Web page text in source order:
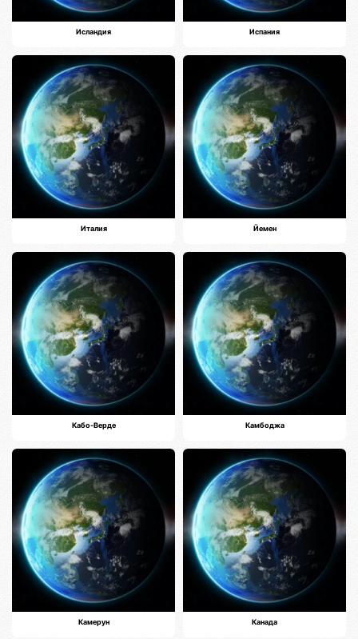
Исландия Испания
Италия Йемен
Кабо-Верде Камбоджа
Камерун Канада